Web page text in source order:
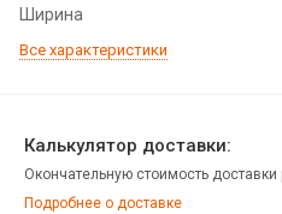
Ширина
Все характеристики
Калькулятор доставки:
Окончательную стоимость
Подробнее о доставке